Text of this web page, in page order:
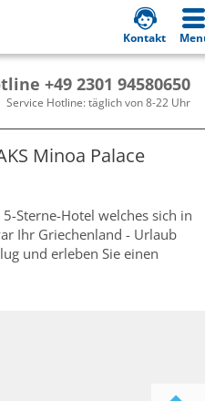
+49 2301 94580650
Service Hotline: täglich von 8-22 Uhr
Kontakt
Minoa Palace
Sterne-Hotel welches sich in
Ihr Griechenland - Urlaub
und erleben Sie einen